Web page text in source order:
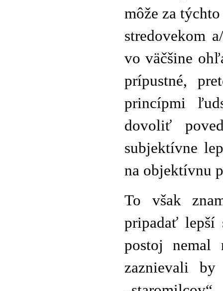
môže za
stredovekom
vo väčšine
prípustné,
princípmi
dovoliť
subjektívne
na objektívnu
To však
pripadať lepší
postoj nemal
zaznievali by